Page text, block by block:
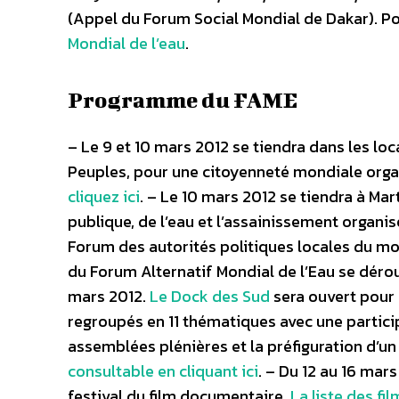
(Appel du Forum Social Mondial de Dakar).
Mondial de l’eau.
Programme du FAME
– Le 9 et 10 mars 2012 se tiendra dans les
Peuples, pour une citoyenneté mondiale
cliquez ici. – Le 10 mars 2012 se tiendra à
publique, de l’eau et l’assainissement
Forum des autorités politiques locales du
du Forum Alternatif Mondial de l’Eau se
mars 2012. Le Dock des Sud sera ouvert
regroupés en 11 thématiques avec une
assemblées plénières et la préfiguration
consultable en cliquant ici. – Du 12 au 16